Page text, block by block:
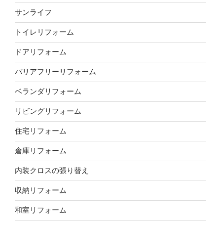
サンライフ
トイレリフォーム
ドアリフォーム
バリアフリーリフォーム
ベランダリフォーム
リビングリフォーム
住宅リフォーム
倉庫リフォーム
内装クロスの張り替え
収納リフォーム
和室リフォーム